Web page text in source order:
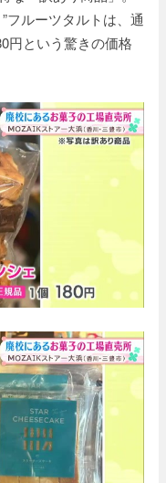
フルーツタルトは、通
円という驚きの価格